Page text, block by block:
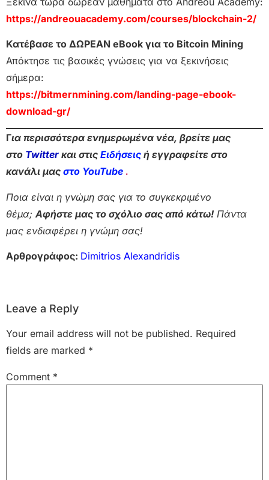
https://andreouacademy.com/courses/blockchain-2/
Κατέβασε το ΔΩΡΕΑΝ eBook για το Bitcoin Mining
Απόκτησε τις βασικές γνώσεις για να ξεκινήσεις
σήμερα:
https://bitmernmining.com/landing-page-ebook-
download-gr/
Για περισσότερα ενημερωμένα νέα, βρείτε μας
στο Twitter και στις Ειδήσεις ή εγγραφείτε στο
κανάλι μας στο YouTube .
Ποια είναι η γνώμη σας για το συγκεκριμένο
θέμα; Αφήστε μας το σχόλιο σας από κάτω! Πάντα
μας ενδιαφέρει η γνώμη σας!
Αρθρογράφος: Dimitrios Alexandridis
Leave a Reply
Your email address will not be published. Required
fields are marked *
Comment *